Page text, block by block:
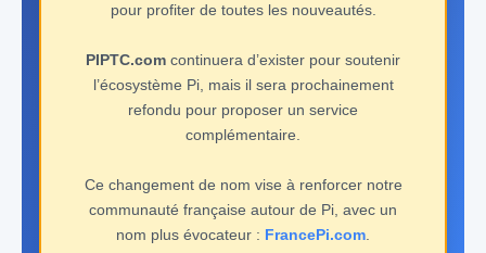
pour profiter de toutes les nouveautés.
PIPTC.com continuera d’exister pour soutenir
l’écosystème Pi, mais il sera prochainement
refondu pour proposer un service
complémentaire.
Ce changement de nom vise à renforcer notre
communauté française autour de Pi, avec un
nom plus évocateur : FrancePi.com